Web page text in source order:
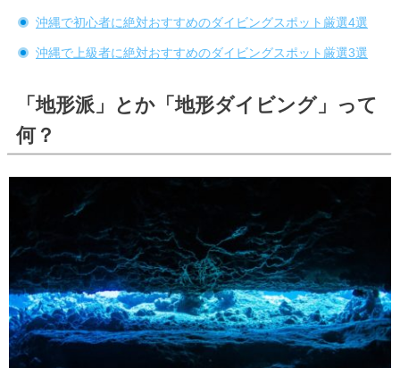
沖縄で初心者に絶対おすすめのダイビングスポット厳選4選
沖縄で上級者に絶対おすすめのダイビングスポット厳選3選
「地形派」とか「地形ダイビング」って
何？